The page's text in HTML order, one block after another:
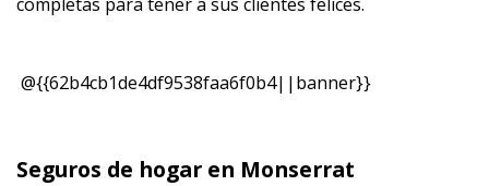
@{{62b4cb1de4df9538faa6f0b4||banner}}
Seguros de hogar en Monserrat